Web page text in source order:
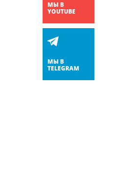
МЫ В
YOUTUBE
МЫ В
TELEGRAM